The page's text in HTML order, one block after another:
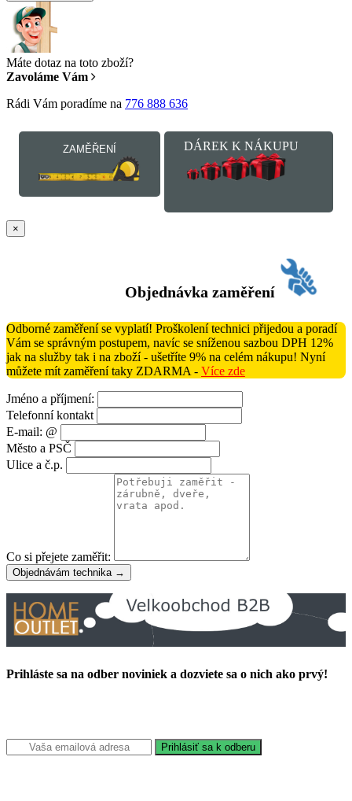
Máte dotaz na toto zboží?
Zavoláme Vám
Rádi Vám poradíme na 776 888 636
ZAMĚŘENÍ DÁREK K NÁKUPU
×
Objednávka zaměření
Odborné zaměření se vyplatí! Proškolení technici přijedou a poradí
Vám se správným postupem, navíc se sníženou sazbou DPH 12%
jak na služby tak i na zboží - ušetříte 9% na celém nákupu! Nyní
můžete mít zaměření taky ZDARMA - Více zde
Jméno a příjmení:
Telefonní kontakt
E-mail: @
Město a PSČ
Ulice a č.p.
Co si přejete zaměřit:
Objednávám technika →
Prihláste sa na odber noviniek a dozviete sa o nich ako prvý!